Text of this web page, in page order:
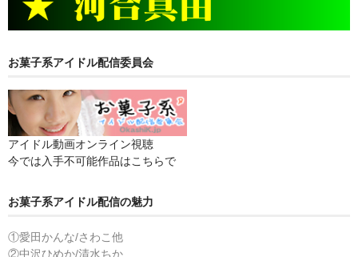
お菓子系アイドル配信委員会
アイドル動画オンライン視聴
今では入手不可能作品はこちらで
お菓子系アイドル配信の魅力
①愛田かんな/さわこ他
②中沢ひめか/清水ちか